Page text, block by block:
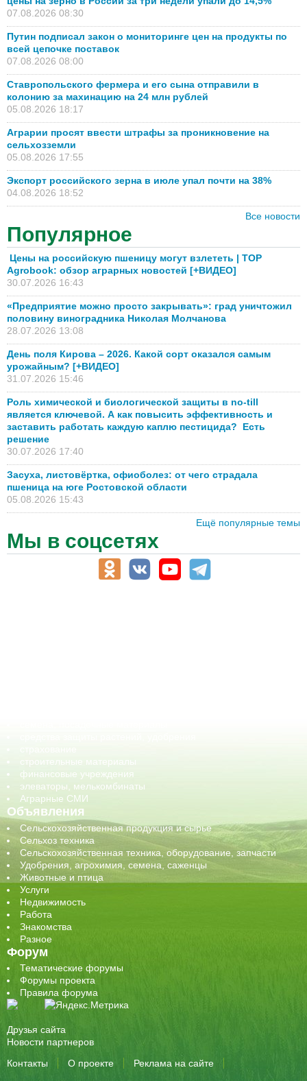
07.08.2026 08:30
Путин подписал закон о мониторинге цен на продукты по
всей цепочке поставок
07.08.2026 08:00
Ставропольского фермера и его сына отправили в
колонию за махинацию на 24 млн рублей
05.08.2026 18:17
Аграрии просят ввести штрафы за проникновение на
сельхозземли
05.08.2026 17:55
Экспорт российского зерна в июле упал почти на 38%
04.08.2026 18:52
Все новости
Популярное
Цены на российскую пшеницу могут взлететь | TOP
Agrobook: обзор аграрных новостей [+ВИДЕО]
30.07.2026 16:43
«Предприятие можно просто закрывать»: град уничтожил
половину виноградника Николая Молчанова
28.07.2026 13:08
День поля Кирова – 2026. Какой сорт оказался самым
урожайным? [+ВИДЕО]
31.07.2026 15:46
Роль химической и биологической защиты в no-till
является ключевой. А как повысить эффективность и
заставить работать каждую каплю пестицида? Есть
решение
30.07.2026 17:40
Засуха, листовёртка, офиоболез: от чего страдала
пшеница на юге Ростовской области
05.08.2026 15:43
Ещё популярные темы
Мы в соцсетях
строительные материалы
финансовые учреждения
элеваторы, мелькомбинаты
Аграрные СМИ
Объявления
Сельскохозяйственная продукция и сырье
Сельхоз техника
Сельскохозяйственная техника, оборудование, запчасти
Удобрения, агрохимия, семена, саженцы
Животные и птица
Услуги
Недвижимость
Работа
Знакомства
Разное
Форум
Тематические форумы
Форумы проекта
Правила форума
Друзья сайта
Новости партнеров
Контакты
О проекте Реклама на сайте